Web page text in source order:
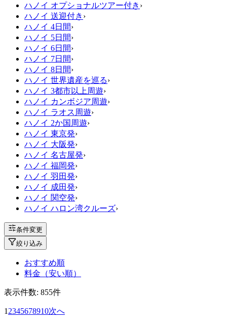
ハノイ オプショナルツアー付き ›
ハノイ 送迎付き ›
ハノイ 4日間›
ハノイ 5日間›
ハノイ 6日間›
ハノイ 7日間›
ハノイ 8日間›
ハノイ 世界遺産を巡る›
ハノイ 3都市以上周遊›
ハノイ カンボジア周遊›
ハノイ ラオス周遊›
ハノイ 2か国周遊›
ハノイ 東京発›
ハノイ 大阪発›
ハノイ 名古屋発›
ハノイ 福岡発›
ハノイ 羽田発›
ハノイ 成田発›
ハノイ 関空発›
ハノイ ハロン湾クルーズ›
条件変更
絞り込み
おすすめ順
料金（安い順）
表示件数: 855件
1 2345678910次へ